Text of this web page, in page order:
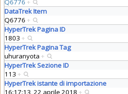
Q6776 +
DataTrek Item
Q6776 +
HyperTrek Pagina ID
1803 +
HyperTrek Pagina Tag
uhuranyota +
HyperTrek Sezione ID
113 +
HyperTrek istante di importazione
16:17:13, 22 aprile 2018 +